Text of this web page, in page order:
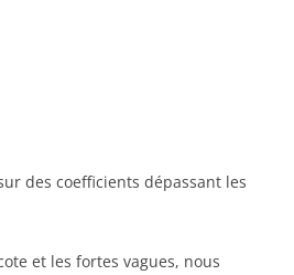
des coefficients dépassant les
et les fortes vagues, nous